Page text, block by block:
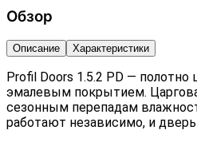
Обзор
Описание Характеристики
Profil Doors 1.5.2 PD — полотно
эмалевым покрытием.
сезонным перепадам
работают независимо, и